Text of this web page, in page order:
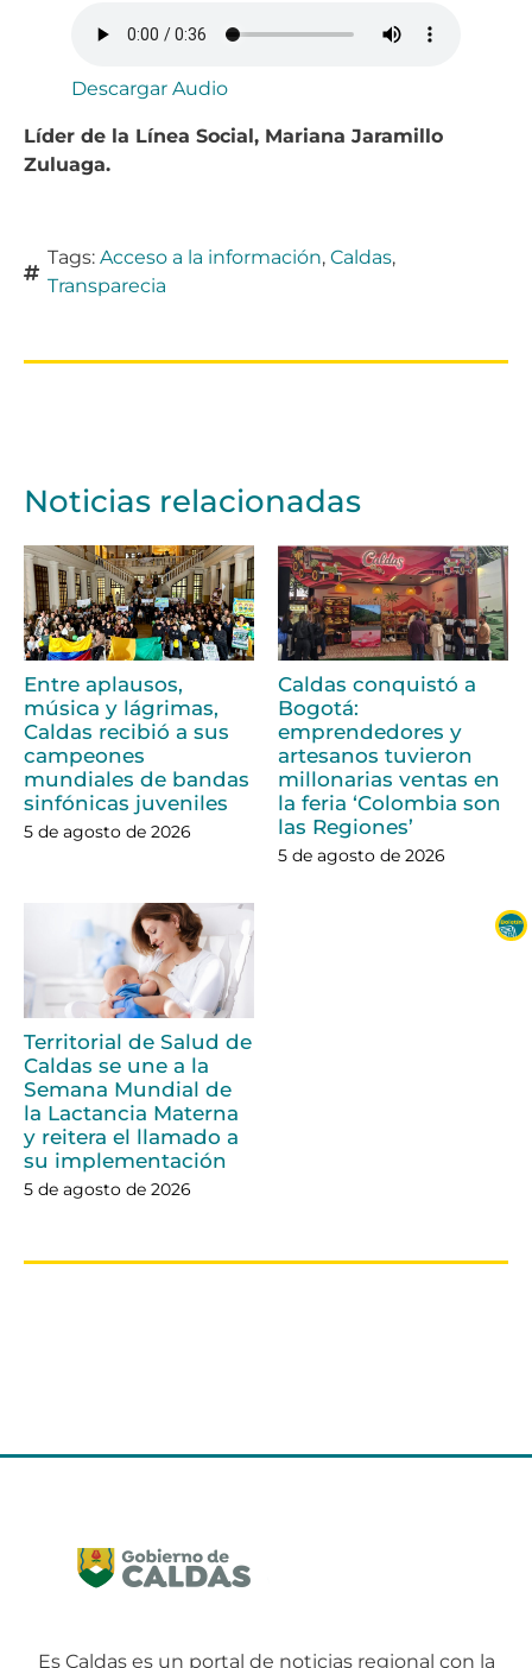
Descargar Audio
Líder de la Línea Social, Mariana Jaramillo
Zuluaga.
Tags: Acceso a la información, Caldas,
Transparecia
Noticias relacionadas
Entre aplausos,
música y lágrimas,
Caldas recibió a sus
campeones
mundiales de bandas
sinfónicas juveniles
5 de agosto de 2026
Caldas conquistó a
Bogotá:
emprendedores y
artesanos tuvieron
millonarias ventas en
la feria ‘Colombia son
las Regiones’
5 de agosto de 2026
Territorial de Salud de
Caldas se une a la
Semana Mundial de
la Lactancia Materna
y reitera el llamado a
su implementación
5 de agosto de 2026
Es Caldas es un portal de noticias regional con la